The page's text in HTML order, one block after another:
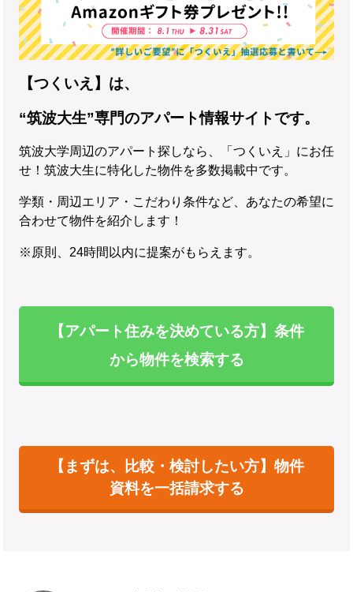
【つくいえ】は、
“筑波大生”専門のアパート情報サイトです。
筑波大学周辺のアパート探しなら、「つくいえ」にお任
せ！筑波大生に特化した物件を多数掲載中です。
学類・周辺エリア・こだわり条件など、あなたの希望に
合わせて物件を紹介します！
※原則、24時間以内に提案がもらえます。
【アパート住みを決めている方】条件
から物件を検索する
【まずは、比較・検討したい方】物件
資料を一括請求する